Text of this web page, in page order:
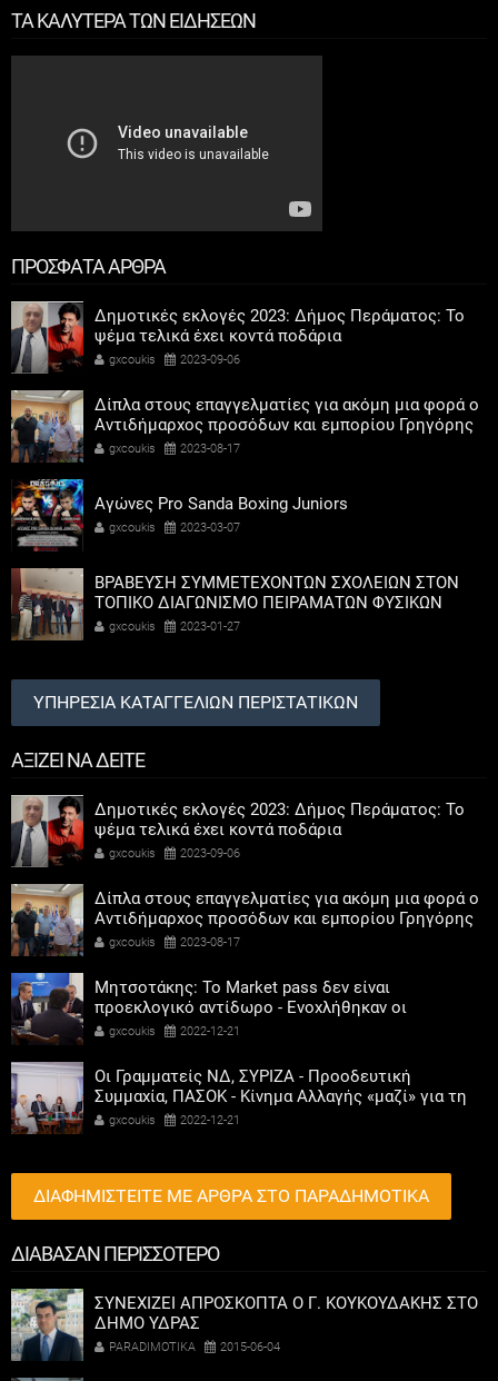
ΤΑ ΚΑΛΥΤΕΡΑ ΤΩΝ ΕΙΔΗΣΕΩΝ
ΠΡΟΣΦΑΤΑ ΑΡΘΡΑ
Δημοτικές εκλογές 2023: Δήμος Περάματος: Το
ψέμα τελικά έχει κοντά ποδάρια
gxcoukis 2023-09-06
Δίπλα στους επαγγελματίες για ακόμη μια φορά ο
Αντιδήμαρχος προσόδων και εμπορίου Γρηγόρης
Καψοκόλης
gxcoukis 2023-08-17
Αγώνες Pro Sanda Boxing Juniors
gxcoukis 2023-03-07
ΒΡΑΒΕΥΣΗ ΣΥΜΜΕΤΕΧΟΝΤΩΝ ΣΧΟΛΕΙΩΝ ΣΤΟΝ
ΤΟΠΙΚΟ ΔΙΑΓΩΝΙΣΜΟ ΠΕΙΡΑΜΑΤΩΝ ΦΥΣΙΚΩΝ
ΕΠΙΣΤΗΜΩΝ
gxcoukis 2023-01-27
ΥΠΗΡΕΣΙΑ ΚΑΤΑΓΓΕΛΙΩΝ ΠΕΡΙΣΤΑΤΙΚΩΝ
ΑΞΙΖΕΙ ΝΑ ΔΕΙΤΕ
Δημοτικές εκλογές 2023: Δήμος Περάματος: Το
ψέμα τελικά έχει κοντά ποδάρια
gxcoukis 2023-09-06
Δίπλα στους επαγγελματίες για ακόμη μια φορά ο
Αντιδήμαρχος προσόδων και εμπορίου Γρηγόρης
Καψοκόλης
gxcoukis 2023-08-17
Μητσοτάκης: Το Market pass δεν είναι
προεκλογικό αντίδωρο - Ενοχλήθηκαν οι
αριστεροί του χαβιαριού
gxcoukis 2022-12-21
Οι Γραμματείς ΝΔ, ΣΥΡΙΖΑ - Προοδευτική
Συμμαχία, ΠΑΣΟΚ - Κίνημα Αλλαγής «μαζί» για τη
συμμετοχή των γυναικών στην πολιτική
gxcoukis 2022-12-21
ΔΙΑΦΗΜΙΣΤΕΙΤΕ ΜΕ ΑΡΘΡΑ ΣΤΟ ΠΑΡΑΔΗΜΟΤΙΚΑ
ΔΙΑΒΑΣΑΝ ΠΕΡΙΣΣΟΤΕΡΟ
ΣΥΝΕΧΙΖΕΙ ΑΠΡΟΣΚΟΠΤΑ Ο Γ. ΚΟΥΚΟΥΔΑΚΗΣ ΣΤΟ
ΔΗΜΟ ΥΔΡΑΣ
PARADIMOTIKA 2015-06-04